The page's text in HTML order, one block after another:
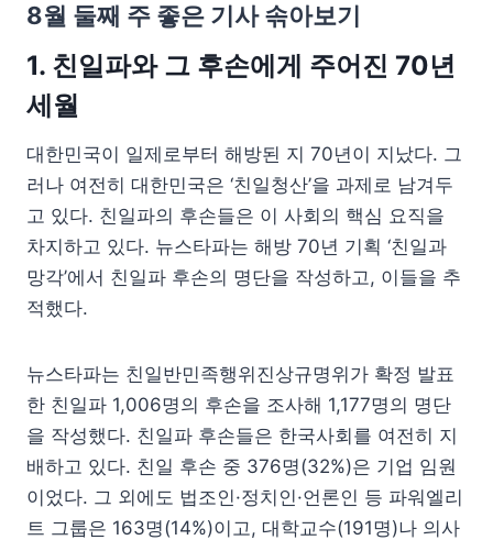
8월 둘째 주 좋은 기사 솎아보기
1. 친일파와 그 후손에게 주어진 70년
세월
대한민국이 일제로부터 해방된 지 70년이 지났다. 그
러나 여전히 대한민국은 ‘친일청산’을 과제로 남겨두
고 있다. 친일파의 후손들은 이 사회의 핵심 요직을
차지하고 있다. 뉴스타파는 해방 70년 기획 ‘친일과
망각’에서 친일파 후손의 명단을 작성하고, 이들을 추
적했다.
뉴스타파는 친일반민족행위진상규명위가 확정 발표
한 친일파 1,006명의 후손을 조사해 1,177명의 명단
을 작성했다. 친일파 후손들은 한국사회를 여전히 지
배하고 있다. 친일 후손 중 376명(32%)은 기업 임원
이었다. 그 외에도 법조인·정치인·언론인 등 파워엘리
트 그룹은 163명(14%)이고, 대학교수(191명)나 의사